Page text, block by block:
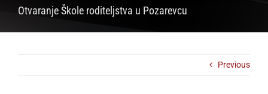
Otvaranje Škole roditeljstva u Pozarevcu
Previous